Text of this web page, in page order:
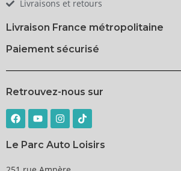
Livraisons et retours
Livraison France métropolitaine
Paiement sécurisé
Retrouvez-nous sur
Le Parc Auto Loisirs